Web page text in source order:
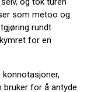
som metoo og
rundt
for en
konnotasjoner,
bruker for å antyde